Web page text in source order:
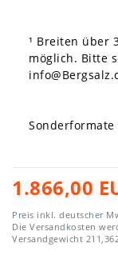
¹ Breiten über
möglich. Bitte
1.866,00
Preis inkl. deutscher
Die Versandkosten
Versandgewicht